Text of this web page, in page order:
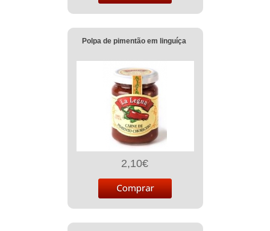
Polpa de pimentão em linguíça
2,10€